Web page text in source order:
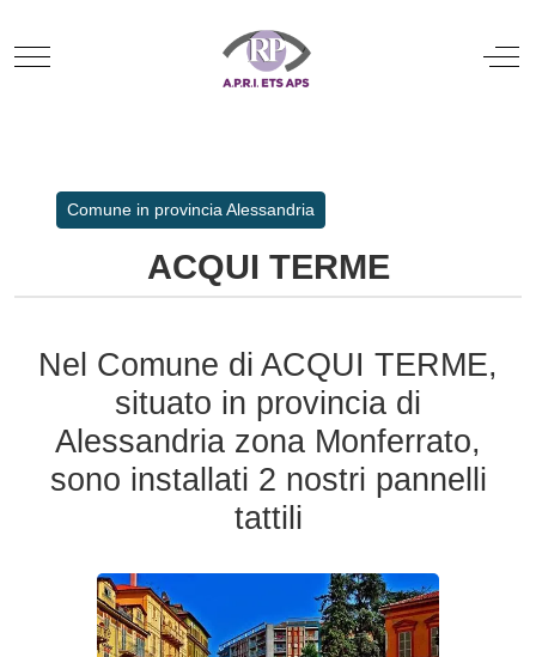
Mobile Menu Toggle Off-
Comune in provincia Alessandria
ACQUI TERME
Nel Comune di ACQUI TERME,
situato in provincia di
Alessandria zona Monferrato,
sono installati 2 nostri pannelli
tattili